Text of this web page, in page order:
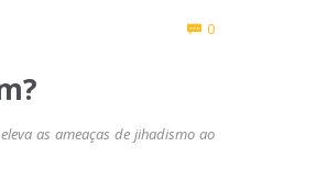
 0Comments
as ameaças de jihadismo ao